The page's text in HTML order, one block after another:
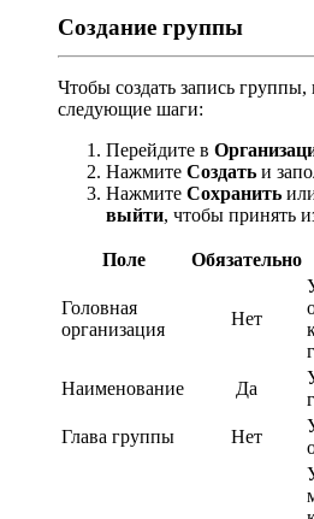
Создание группы
Чтобы создать запись
следующие шаги:
Перейдите в
Нажмите Создать и
Нажмите Сохранить
выйти, чтобы принять
Поле Обязательно
Головная
организация
Нет
Наименование
Да
Глава группы
Нет